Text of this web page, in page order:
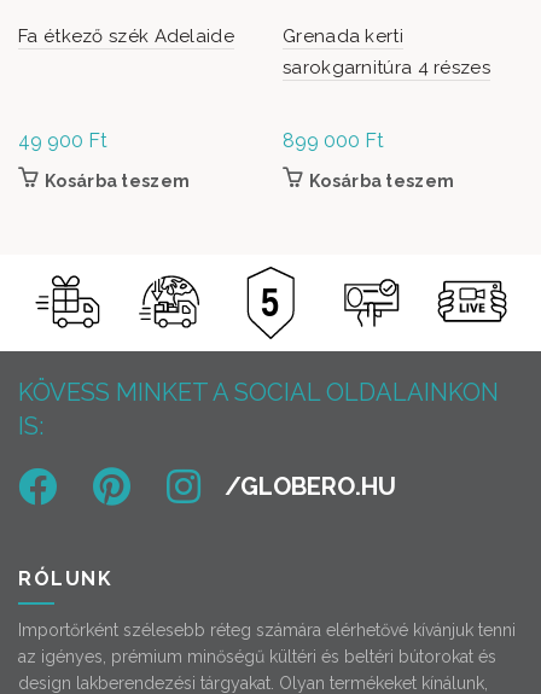
Fa étkező szék Adelaide
49 900 Ft
Kosárba teszem
Grenada kerti
sarokgarnitúra 4 részes
899 000 Ft
Kosárba teszem
KÖVESS MINKET A SOCIAL OLDALAINKON
IS:
RÓLUNK
Importőrként szélesebb réteg számára elérhetővé kívánjuk tenni
az igényes, prémium minőségű kültéri és beltéri bútorokat és
design lakberendezési tárgyakat. Olyan termékeket kínálunk,